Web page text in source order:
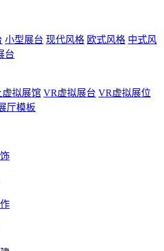
小型展台 现代风格 欧式风格 中式风
台
虚拟展馆 VR虚拟展台 VR虚拟展位
厅模板